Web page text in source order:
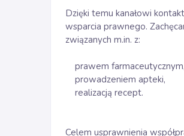
Dzięki temu kanałowi
wsparcia prawnego.
związanych m.in. z:
prawem farmaceutycznym,
prowadzeniem apteki,
realizacją recept.
Celem usprawnienia